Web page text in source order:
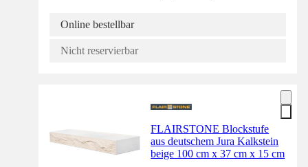
Online bestellbar
Nicht reservierbar
FLAIRSTONE Blockstufe
aus deutschem Jura Kalkstein
beige 100 cm x 37 cm x 15 cm